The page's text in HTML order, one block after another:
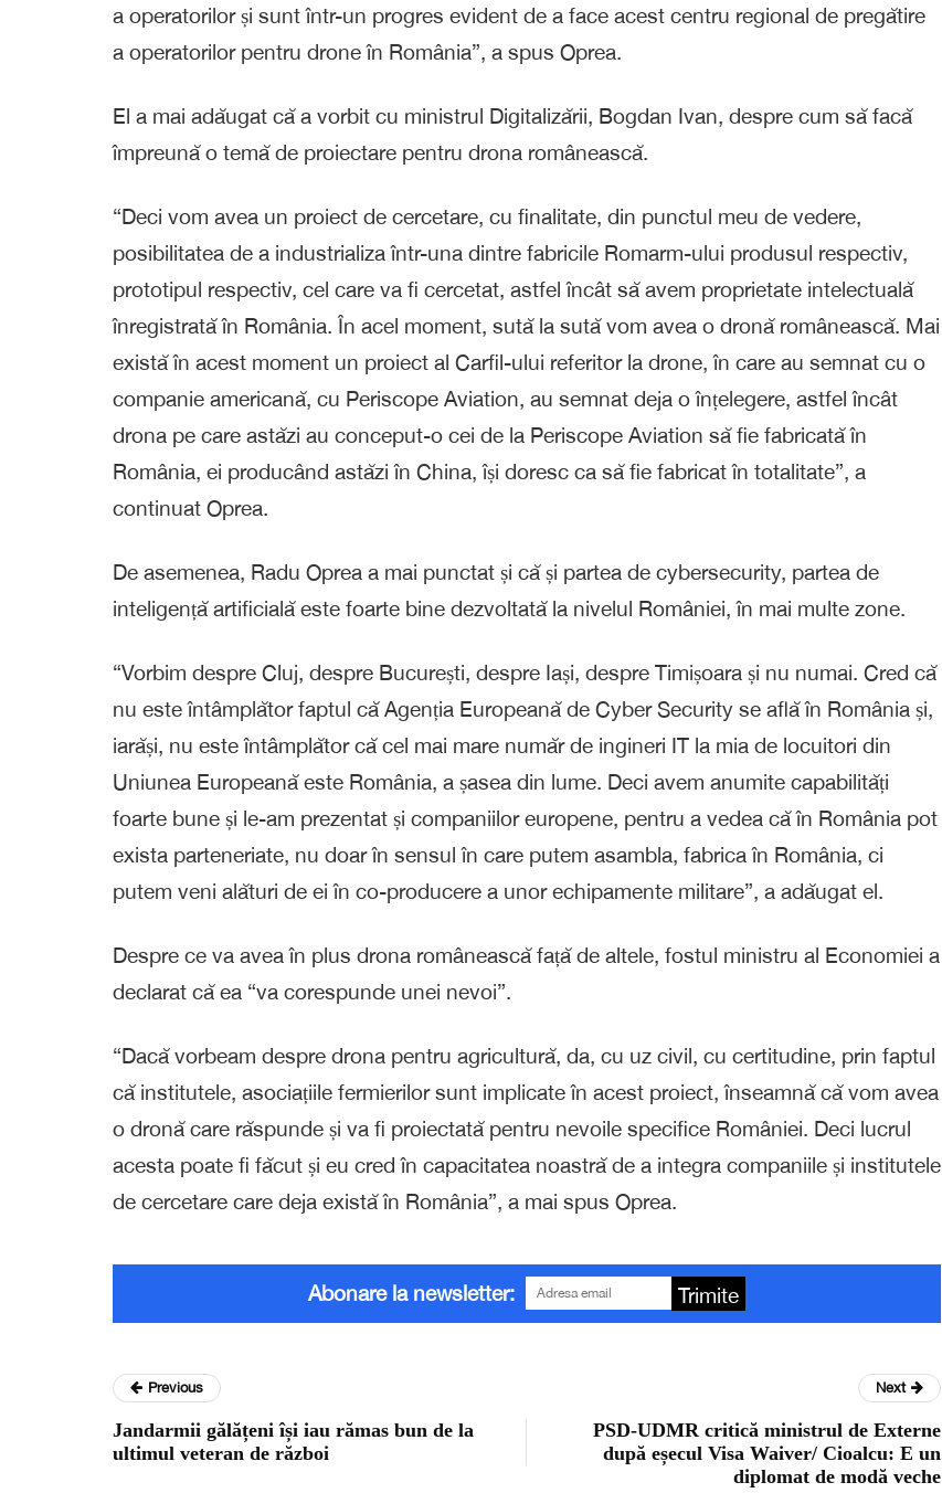
a operatorilor și sunt într-un progres evident de a face acest centru regional de pregătire
a operatorilor pentru drone în România”, a spus Oprea.
El a mai adăugat că a vorbit cu ministrul Digitalizării, Bogdan Ivan, despre cum să facă
împreună o temă de proiectare pentru drona românească.
“Deci vom avea un proiect de cercetare, cu finalitate, din punctul meu de vedere,
posibilitatea de a industrializa într-una dintre fabricile Romarm-ului produsul respectiv,
prototipul respectiv, cel care va fi cercetat, astfel încât să avem proprietate intelectuală
înregistrată în România. În acel moment, sută la sută vom avea o dronă românească. Mai
există în acest moment un proiect al Carfil-ului referitor la drone, în care au semnat cu o
companie americană, cu Periscope Aviation, au semnat deja o înțelegere, astfel încât
drona pe care astăzi au conceput-o cei de la Periscope Aviation să fie fabricată în
România, ei producând astăzi în China, își doresc ca să fie fabricat în totalitate”, a
continuat Oprea.
De asemenea, Radu Oprea a mai punctat și că și partea de cybersecurity, partea de
inteligență artificială este foarte bine dezvoltată la nivelul României, în mai multe zone.
“Vorbim despre Cluj, despre București, despre Iași, despre Timișoara și nu numai. Cred că
nu este întâmplător faptul că Agenția Europeană de Cyber Security se află în România și,
iarăși, nu este întâmplător că cel mai mare număr de ingineri IT la mia de locuitori din
Uniunea Europeană este România, a șasea din lume. Deci avem anumite capabilități
foarte bune și le-am prezentat și companiilor europene, pentru a vedea că în România pot
exista parteneriate, nu doar în sensul în care putem asambla, fabrica în România, ci
putem veni alături de ei în co-producere a unor echipamente militare”, a adăugat el.
Despre ce va avea în plus drona românească față de altele, fostul ministru al Economiei a
declarat că ea “va corespunde unei nevoi”.
“Dacă vorbeam despre drona pentru agricultură, da, cu uz civil, cu certitudine, prin faptul
că institutele, asociațiile fermierilor sunt implicate în acest proiect, înseamnă că vom avea
o dronă care răspunde și va fi proiectată pentru nevoile specifice României. Deci lucrul
acesta poate fi făcut și eu cred în capacitatea noastră de a integra companiile și institutele
de cercetare care deja există în România”, a mai spus Oprea.
Abonare la newsletter: Trimite
Previous
Jandarmii gălățeni își iau rămas bun de la
ultimul veteran de război
Next
PSD-UDMR critică ministrul de Externe
după eșecul Visa Waiver/ Cioalcu: E un
diplomat de modă veche